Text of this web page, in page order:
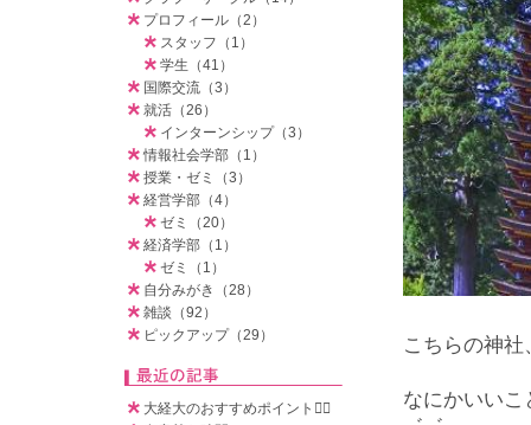
こちらの神
なにかいい
プロフィール（2）
スタッフ（1）
学生（41）
国際交流（3）
就活（26）
インターンシップ（3）
情報社会学部（1）
授業・ゼミ（3）
経営学部（4）
ゼミ（20）
経済学部（1）
ゼミ（1）
自分みがき（28）
雑談（92）
ピックアップ（29）
大経大のおすすめポイント🧚‍♀️